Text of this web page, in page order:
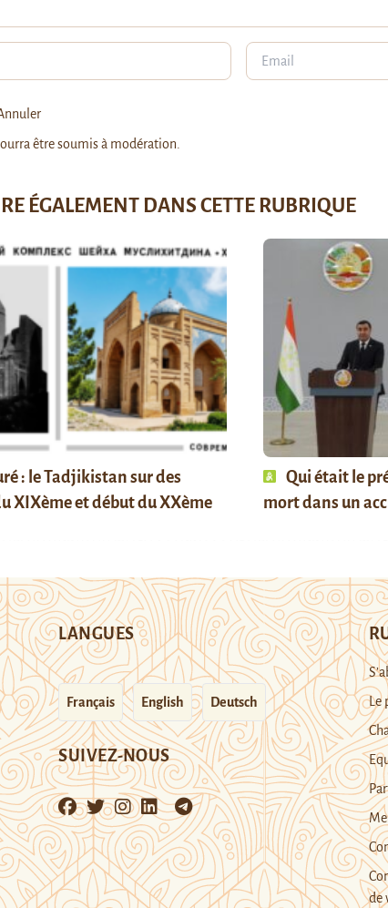
être soumis à modération.
ÉGALEMENT DANS CETTE RUBRIQUE
: le Tadjikistan sur des
XIXème et début du XXème
Qui était le
mort dans un
LANGUES
Français English Deutsch
SUIVEZ-NOUS
Le
de